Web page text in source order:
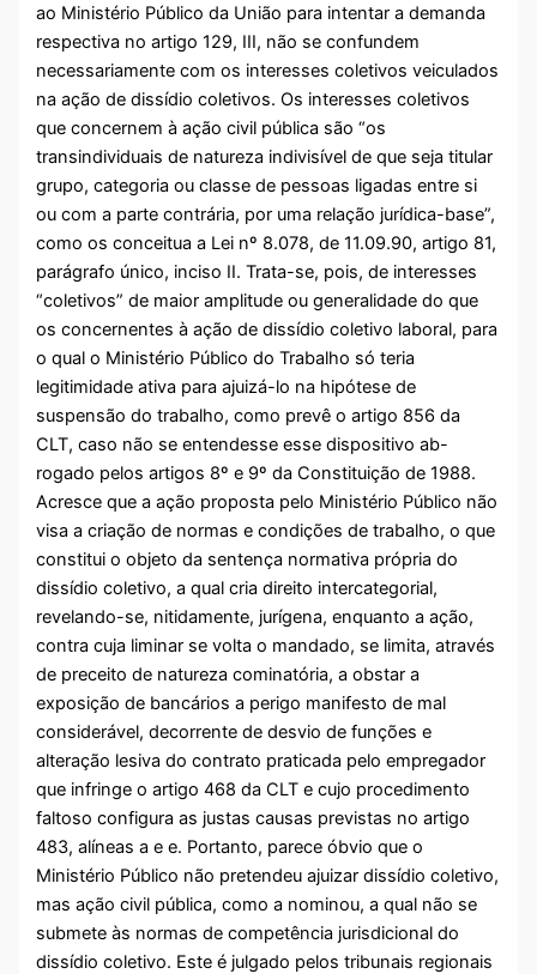
ao Ministério Público da União para intentar a demanda
respectiva no artigo 129, III, não se confundem
necessariamente com os interesses coletivos veiculados
na ação de dissídio coletivos. Os interesses coletivos
que concernem à ação civil pública são “os
transindividuais de natureza indivisível de que seja titular
grupo, categoria ou classe de pessoas ligadas entre si
ou com a parte contrária, por uma relação jurídica-base”,
como os conceitua a Lei nº 8.078, de 11.09.90, artigo 81,
parágrafo único, inciso II. Trata-se, pois, de interesses
“coletivos” de maior amplitude ou generalidade do que
os concernentes à ação de dissídio coletivo laboral, para
o qual o Ministério Público do Trabalho só teria
legitimidade ativa para ajuizá-lo na hipótese de
suspensão do trabalho, como prevê o artigo 856 da
CLT, caso não se entendesse esse dispositivo ab-
rogado pelos artigos 8º e 9º da Constituição de 1988.
Acresce que a ação proposta pelo Ministério Público não
visa a criação de normas e condições de trabalho, o que
constitui o objeto da sentença normativa própria do
dissídio coletivo, a qual cria direito intercategorial,
revelando-se, nitidamente, jurígena, enquanto a ação,
contra cuja liminar se volta o mandado, se limita, através
de preceito de natureza cominatória, a obstar a
exposição de bancários a perigo manifesto de mal
considerável, decorrente de desvio de funções e
alteração lesiva do contrato praticada pelo empregador
que infringe o artigo 468 da CLT e cujo procedimento
faltoso configura as justas causas previstas no artigo
483, alíneas a e e. Portanto, parece óbvio que o
Ministério Público não pretendeu ajuizar dissídio coletivo,
mas ação civil pública, como a nominou, a qual não se
submete às normas de competência jurisdicional do
dissídio coletivo. Este é julgado pelos tribunais regionais